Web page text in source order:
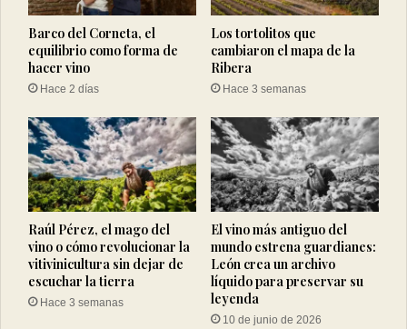
Barco del Corneta, el
equilibrio como forma de
hacer vino
Hace 2 días
Los tortolitos que
cambiaron el mapa de la
Ribera
Hace 3 semanas
Raúl Pérez, el mago del
vino o cómo revolucionar la
vitivinicultura sin dejar de
escuchar la tierra
Hace 3 semanas
El vino más antiguo del
mundo estrena guardianes:
León crea un archivo
líquido para preservar su
leyenda
10 de junio de 2026